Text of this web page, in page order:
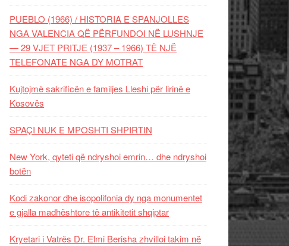
PUEBLO (1966) / HISTORIA E SPANJOLLES
NGA VALENCIA QË PËRFUNDOI NË LUSHNJE
— 29 VJET PRITJE (1937 – 1966) TË NJË
TELEFONATE NGA DY MOTRAT
Kujtojmë sakrificën e familjes Lleshi për lirinë e
Kosovës
SPAÇI NUK E MPOSHTI SHPIRTIN
New York, qyteti që ndryshoi emrin… dhe ndryshoi
botën
Kodi zakonor dhe isopolifonia dy nga monumentet
e gjalla madhështore të antikitetit shqiptar
Kryetari i Vatrës Dr. Elmi Berisha zhvilloi takim në